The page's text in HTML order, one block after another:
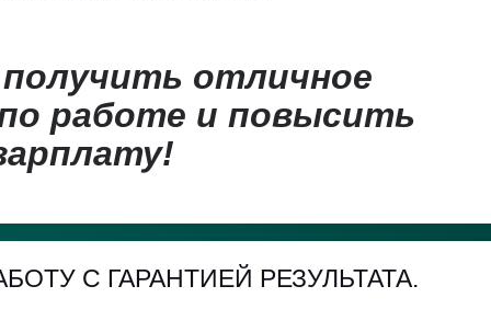
отличное
работе и повысить
С ГАРАНТИЕЙ РЕЗУЛЬТАТА.